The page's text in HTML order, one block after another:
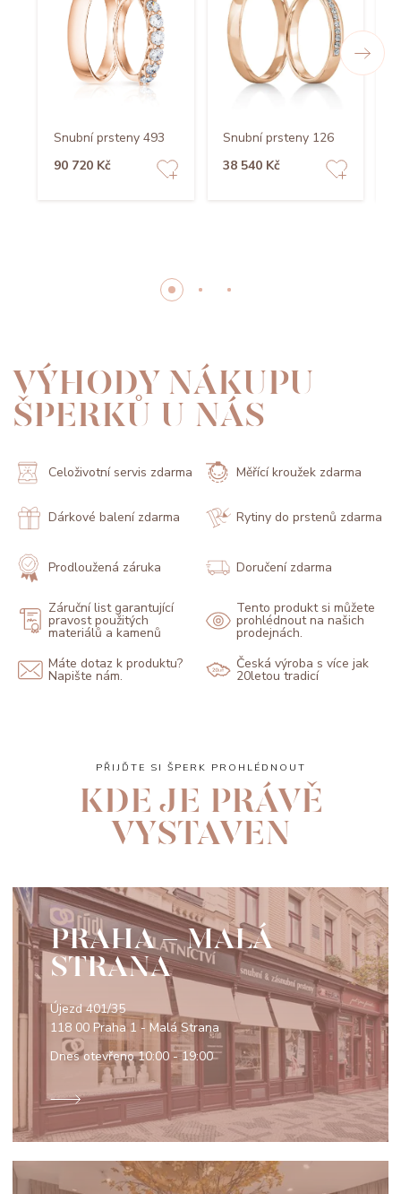
Snubní prsteny 493
90 720 Kč
Snubní prsteny 126
38 540 Kč
VÝHODY NÁKUPU
ŠPERKŮ U NÁS
Celoživotní servis zdarma Měřící kroužek zdarma
Dárkové balení zdarma Rytiny do prstenů zdarma
Prodloužená záruka Doručení zdarma
Záruční list garantující
pravost použitých
materiálů a kamenů
Tento produkt si můžete
prohlédnout na našich
prodejnách.
Máte dotaz k produktu?
Napište nám.
Česká výroba s více jak
20letou tradicí
PŘIJĎTE SI ŠPERK PROHLÉDNOUT
KDE JE PRÁVĚ
VYSTAVEN
PRAHA - MALÁ
STRANA
Újezd 401/35
118 00 Praha 1 - Malá Strana
Dnes otevřeno10:00 - 19:00